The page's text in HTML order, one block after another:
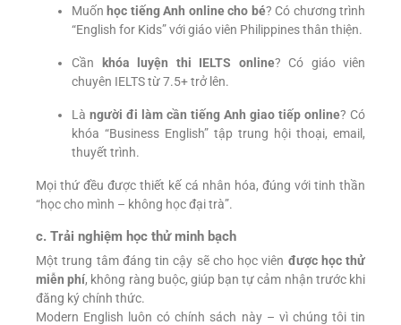
Muốn học tiếng Anh online cho bé? Có chương trình
“English for Kids” với giáo viên Philippines thân thiện.
Cần khóa luyện thi IELTS online? Có giáo viên
chuyên IELTS từ 7.5+ trở lên.
Là người đi làm cần tiếng Anh giao tiếp online? Có
khóa “Business English” tập trung hội thoại, email,
thuyết trình.
Mọi thứ đều được thiết kế cá nhân hóa, đúng với tinh thần
“học cho mình – không học đại trà”.
c. Trải nghiệm học thử minh bạch
Một trung tâm đáng tin cậy sẽ cho học viên được học thử
miễn phí, không ràng buộc, giúp bạn tự cảm nhận trước khi
đăng ký chính thức.
Modern English luôn có chính sách này – vì chúng tôi tin